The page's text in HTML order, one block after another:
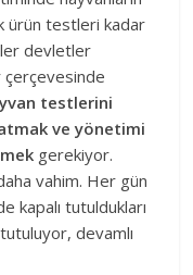
ürün testleri kadar
devletler
çerçevesinde
testlerini
ve yönetimi
gerekiyor.
vahim. Her gün
kapalı tutuldukları
devamlı